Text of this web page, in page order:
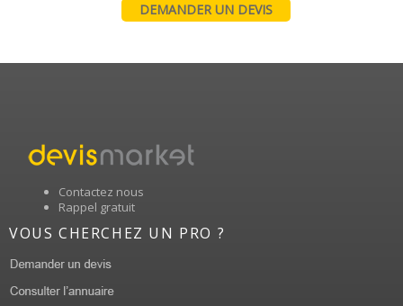
DEMANDER UN DEVIS
Contactez nous
Rappel gratuit
VOUS CHERCHEZ UN PRO ?